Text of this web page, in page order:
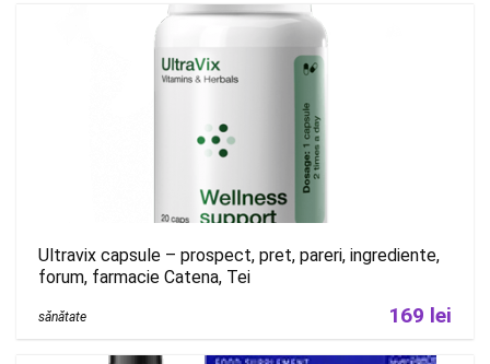
Ultravix capsule – prospect, pret, pareri, ingrediente,
forum, farmacie Catena, Tei
sănătate 169 lei